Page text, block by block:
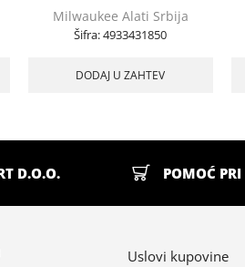
Milwaukee Alati Srbija
Šifra:4933431850
DODAJ U ZAHTEV
D.O.O. POMOĆ
Uslovi kupovine